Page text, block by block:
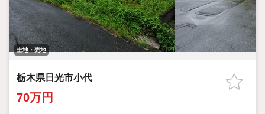
土地・売地
栃木県日光市小代
70万円